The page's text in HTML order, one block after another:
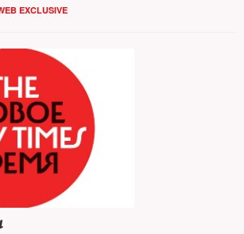
EXCLUSIVE